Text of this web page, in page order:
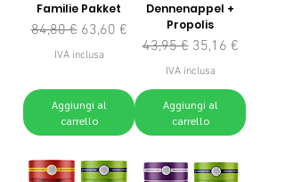
Familie Pakket
Prezzo regolare
84,80 € Prezzo scontato
63,60 €
IVA inclusa
Aggiungi al
carrello
Dennenappel +
Propolis
Prezzo regolare
43,95 € Prezzo scontato
35,16 €
IVA inclusa
Aggiungi al
carrello